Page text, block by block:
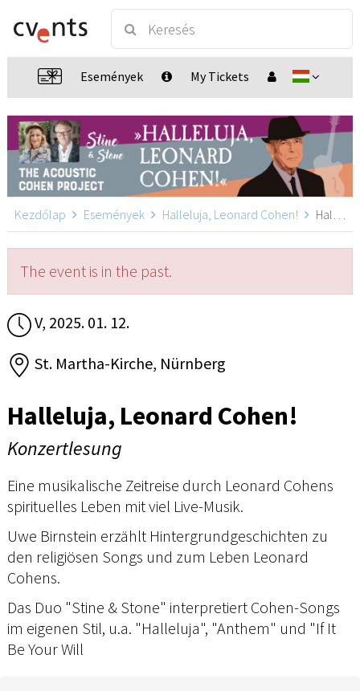
Események My Tickets
Kezdőlap Események Halleluja, Leonard Cohen! Halleluja, Leonard Cohen!, Nürnberg
The event is in the past.
V, 2025. 01. 12.
St. Martha-Kirche, Nürnberg
Halleluja, Leonard Cohen!
Konzertlesung
Eine musikalische Zeitreise durch Leonard Cohens
spirituelles Leben mit viel Live-Musik.
Uwe Birnstein erzählt Hintergrundgeschichten zu
den religiösen Songs und zum Leben Leonard
Cohens.
Das Duo "Stine & Stone" interpretiert Cohen-Songs
im eigenen Stil, u.a. "Halleluja", "Anthem" und "If It
Be Your Will